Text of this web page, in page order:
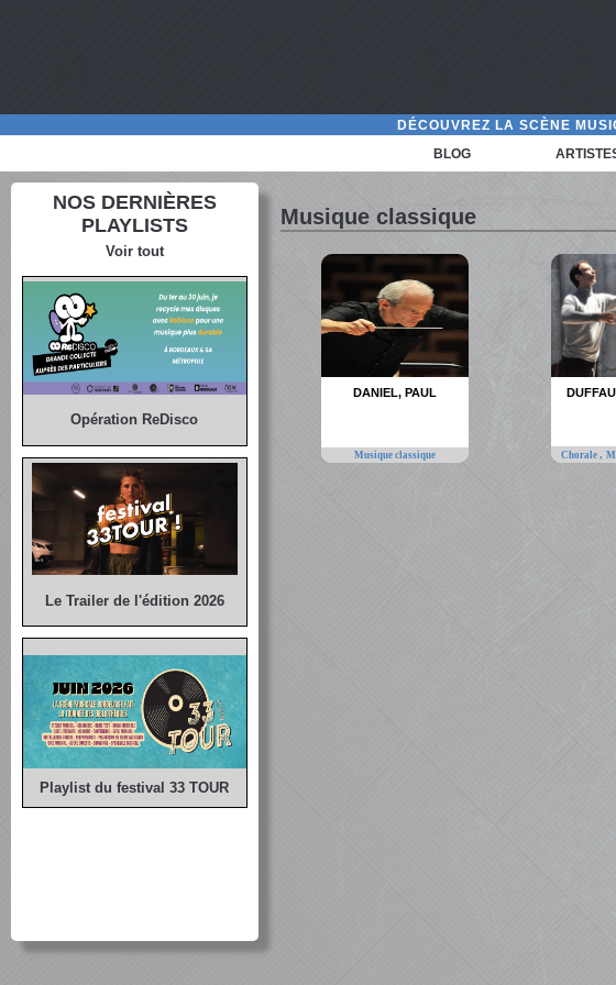
DÉCOUVREZ LA SCÈNE
BLOG
NOS DERNIÈRES
PLAYLISTS
Voir tout
Opération ReDisco
Le Trailer de l'édition 2026
Playlist du festival 33 TOUR
Musique classique
DANIEL, PAUL
Musique classique Chorale,